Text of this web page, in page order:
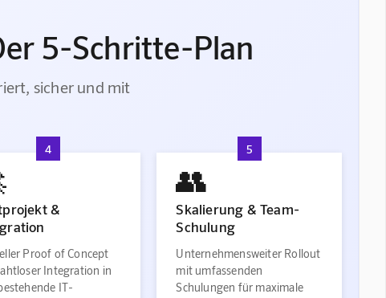
5-Schritte-Plan
sicher und mit
4
&
Proof of Concept
Integration in
IT-
5
👥
Skalierung & Team-
Schulung
Unternehmensweiter Rollout
mit umfassenden
Schulungen für maximale